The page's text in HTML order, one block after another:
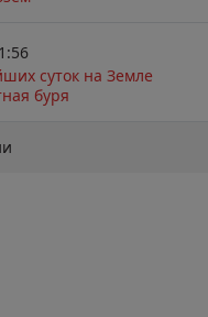
суток на Земле
буря